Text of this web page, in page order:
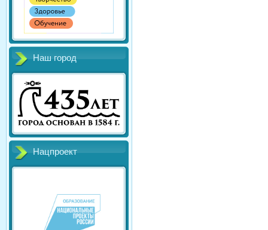
Наш город
Нацпроект